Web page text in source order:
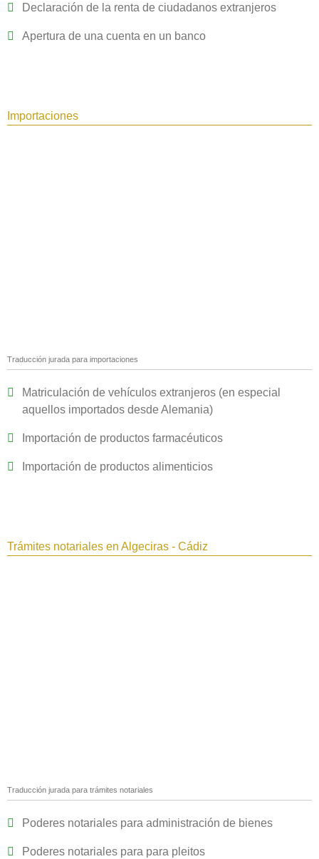
Declaración de la renta de ciudadanos extranjeros
Apertura de una cuenta en un banco
Importaciones
Traducción jurada para importaciones
Matriculación de vehículos extranjeros (en especial
aquellos importados desde Alemania)
Importación de productos farmacéuticos
Importación de productos alimenticios
Trámites notariales en Algeciras - Cádiz
Traducción jurada para trámites notariales
Poderes notariales para administración de bienes
Poderes notariales para para pleitos